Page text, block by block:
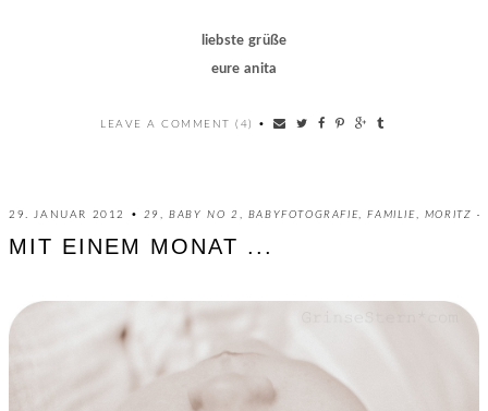
liebste grüße
eure anita
LEAVE A COMMENT (4) •
29. JANUAR 2012 • 29,BABY NO 2 , BABYFOTOGRAFIE,FAMILIE, MORITZ
MIT EINEM MONAT ...